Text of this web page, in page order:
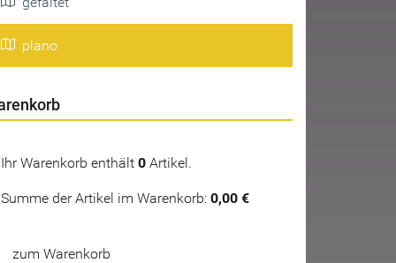
plano
Ihr Warenkorb enthält 0 Artikel.
Summe der Artikel im Warenkorb: 0,00 €
zum Warenkorb